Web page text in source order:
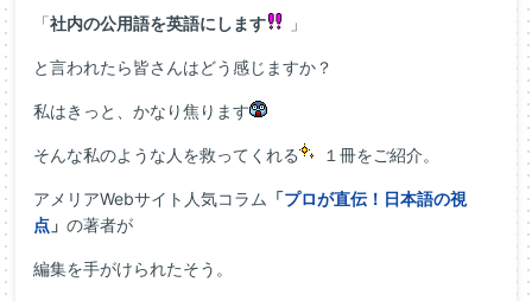
「社内の公用語を英語にします 」
と言われたら皆さんはどう感じますか？
私はきっと、かなり焦ります
そんな私のような人を救ってくれる １冊をご紹介。
アメリアWebサイト人気コラム 「プロが直伝！日本語の視
点 」 の著者が
編集を手がけられたそう。